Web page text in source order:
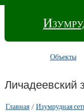
Объекты
Личадеевский
Главная/ Изумрудная